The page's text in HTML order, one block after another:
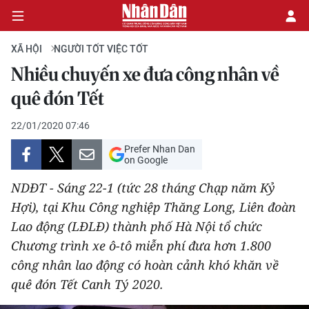
CHÍNH TRỊ
KINH TẾ
VĂN HÓA
XÃ HỘI
PHÁP LUẬT
DU LỊCH
THẾ GIỚI
XÃ HỘI NGƯỜI TỐT VIỆC TỐT
Nhiều chuyến xe đưa công nhân về
quê đón Tết
22/01/2020 07:46
Prefer Nhan Dan
on Google
NDĐT - Sáng 22-1 (tức 28 tháng Chạp năm Kỷ
Hợi), tại Khu Công nghiệp Thăng Long, Liên đoàn
Lao động (LĐLĐ) thành phố Hà Nội tổ chức
Chương trình xe ô-tô miễn phí đưa hơn 1.800
công nhân lao động có hoàn cảnh khó khăn về
quê đón Tết Canh Tý 2020.